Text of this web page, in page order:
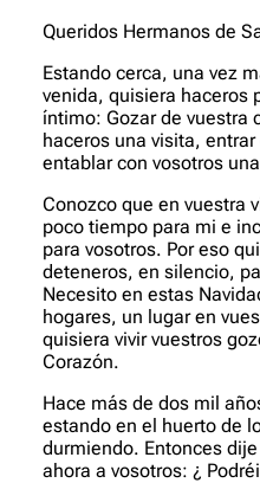
Queridos Hermanos de
Estando cerca, una vez
venida, quisiera haceros
íntimo: Gozar de vuestra
haceros una visita,
entablar con vosotros
Conozco que en vuestra
poco tiempo para mi e
para vosotros. Por eso
deteneros, en silencio,
Necesito en estas
hogares, un lugar en
quisiera vivir vuestros
Corazón.
Hace más de dos mil
estando en el huerto de
durmiendo. Entonces
ahora a vosotros: ¿